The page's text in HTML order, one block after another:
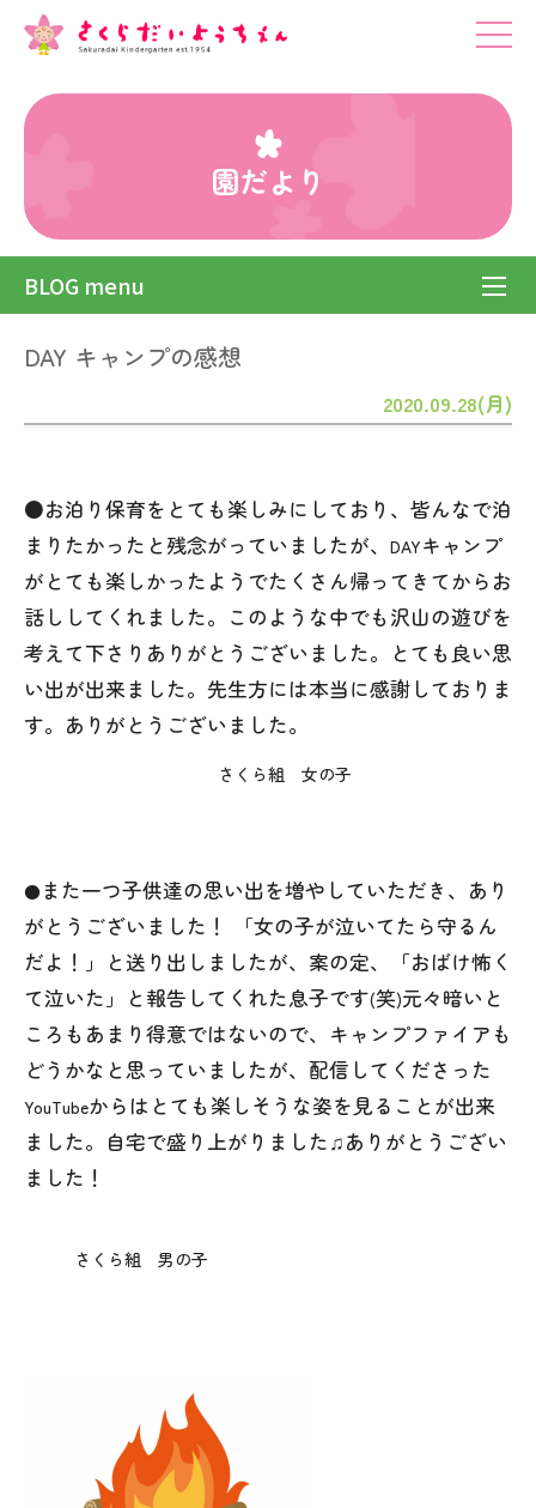
園だより
BLOG menu
DAY キャンプの感想
2020.09.28(月)
●お泊り保育をとても楽しみにしており、皆んなで泊
まりたかったと残念がっていましたが、 DAYキャンプ
がとても楽しかったようでたくさん帰ってきてからお
話ししてくれました。このような中でも沢山の遊びを
考えて下さりありがとうございました。とても良い思
い出が出来ました。先生方には本当に感謝しておりま
す。ありがとうございました。
さくら組 女の子
● また一つ子供達の思い出を増やしていただき、あり
がとうございました！ 「女の子が泣いてたら守るん
だよ！」と送り出しましたが、案の定、「おばけ怖く
て泣いた」と報告してくれた息子です(笑)元々暗いと
ころもあまり得意ではないので、キャンプファイアも
どうかなと思っていましたが、配信してくださった
YouTubeからはとても楽しそうな姿を見ることが出来
ました。自宅で盛り上がりました♫ありがとうござい
ました！
さくら組 男の子